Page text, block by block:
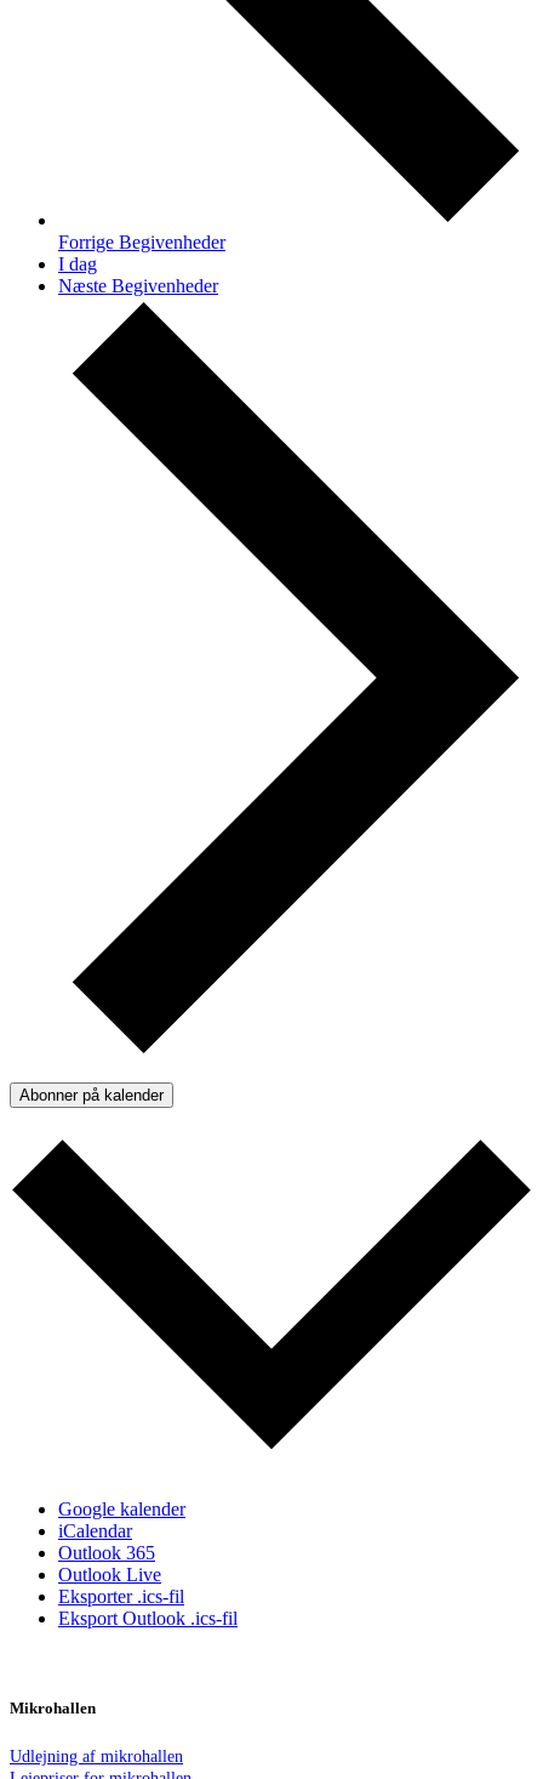
Forrige Begivenheder
I dag
Næste Begivenheder
Abonner på kalender
Google kalender
iCalendar
Outlook 365
Outlook Live
Eksporter .ics-fil
Eksport Outlook .ics-fil
Mikrohallen
Udlejning af mikrohallen